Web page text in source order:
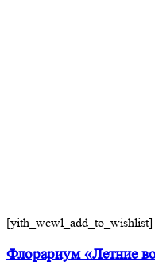
[yith_wcwl_add_to_wishlist]
Флорариум «Летние